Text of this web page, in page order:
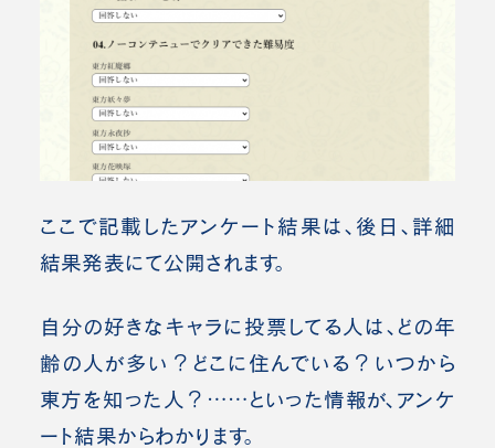
ここで記載したアンケート結果は、後日、詳細
結果発表にて公開されます。
自分の好きなキャラに投票してる人は、どの年
齢の人が多い？どこに住んでいる？いつから
東方を知った人？……といった情報が、アンケ
ート結果からわかります。